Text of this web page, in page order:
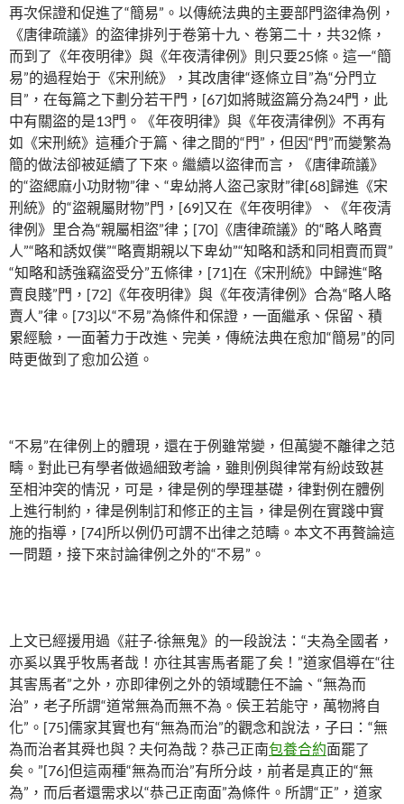
再次保證和促進了“簡易”。以傳統法典的主要部門盜律為例，
《唐律疏議》的盜律排列于卷第十九、卷第二十，共32條，
而到了《年夜明律》與《年夜清律例》則只要25條。這一“簡
易”的過程始于《宋刑統》，其改唐律“逐條立目”為“分門立
目”，在每篇之下劃分若干門，[67]如將賊盜篇分為24門，此
中有關盜的是13門。《年夜明律》與《年夜清律例》不再有
如《宋刑統》這種介于篇、律之間的“門”，但因“門”而變繁為
簡的做法卻被延續了下來。繼續以盜律而言，《唐律疏議》
的“盜緦麻小功財物”律、“卑幼將人盜己家財”律[68]歸進《宋
刑統》的“盜親屬財物”門，[69]又在《年夜明律》、《年夜清
律例》里合為“親屬相盜”律；[70]《唐律疏議》的“略人略賣
人”“略和誘奴僕”“略賣期親以下卑幼”“知略和誘和同相賣而買”
“知略和誘強竊盜受分”五條律，[71]在《宋刑統》中歸進“略
賣良賤”門，[72]《年夜明律》與《年夜清律例》合為“略人略
賣人”律。[73]以“不易”為條件和保證，一面繼承、保留、積
累經驗，一面著力于改進、完美，傳統法典在愈加“簡易”的同
時更做到了愈加公道。
“不易”在律例上的體現，還在于例雖常變，但萬變不離律之范
疇。對此已有學者做過細致考論，雖則例與律常有紛歧致甚
至相沖突的情況，可是，律是例的學理基礎，律對例在體例
上進行制約，律是例制訂和修正的主旨，律是例在實踐中實
施的指導，[74]所以例仍可謂不出律之范疇。本文不再贅論這
一問題，接下來討論律例之外的“不易”。
上文已經援用過《莊子·徐無鬼》的一段說法：“夫為全國者，
亦奚以異乎牧馬者哉！亦往其害馬者罷了矣！”道家倡導在“往
其害馬者”之外，亦即律例之外的領域聽任不論、“無為而
治”，老子所謂“道常無為而無不為。侯王若能守，萬物將自
化”。[75]儒家其實也有“無為而治”的觀念和說法，子曰：“無
為而治者其舜也與？夫何為哉？恭己正南包養合約面罷了
矣。”[76]但這兩種“無為而治”有所分歧，前者是真正的“無
為”，而后者還需求以“恭己正南面”為條件。所謂“正”，道家